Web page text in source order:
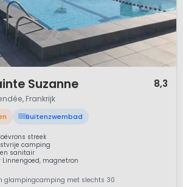
Suzanne 8,3
Frankrijk
Buitenzwembad
streek
camping
sanitair
magnetron
glampingcamping met slechts 30